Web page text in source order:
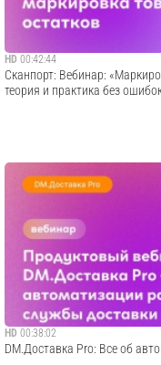
HD 00:42:44
Сканпорт: Вебинар:
теория и практика без
HD 00:38:02
DM.Доставка Pro: Все об